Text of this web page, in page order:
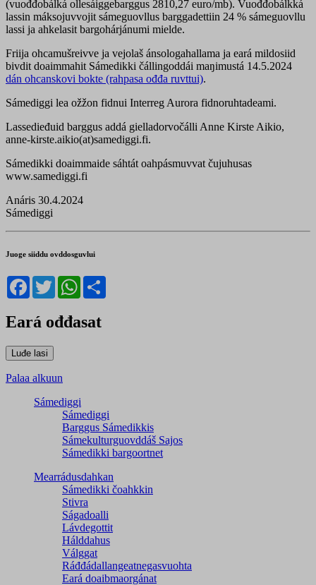
(vuođđobálká ollesáiggebarggus 2810,27 euro/mb). Vuođđobálkká
lassin máksojuvvojit sámeguovllus barggadettiin 24 % sámeguovllu
lassi ja ahkelasit bargohárjánumi mielde.
Friija ohcamušreivve ja vejolaš ánsologahallama ja eará mildosiid
bivdit doaimmahit Sámedikki čállingoddái maŋimustá 14.5.2024
dán ohcanskovi bokte (rahpasa ođđa ruvttui).
Sámediggi lea ožžon fidnui Interreg Aurora fidnoruhtadeami.
Lassedieđuid barggus addá gielladorvočálli Anne Kirste Aikio,
anne-kirste.aikio(at)samediggi.fi.
Sámedikki doaimmaide sáhtát oahpásmuvvat čujuhusas
www.samediggi.fi
Anáris 30.4.2024
Sámediggi
Juoge siiddu ovddosguvlui
Facebook
TwitterWhatsApp
Eará ođđasat
Palaa alkuun
Sámediggi
Sámediggi
Barggus Sámedikkis
Sámekulturguovddáš Sajos
Sámedikki bargoortnet
Mearrádusdahkan
Sámedikki čoahkkin
Stivra
Ságadoalli
Lávdegottit
Hálddahus
Válggat
Ráđđádallangeatnegas­vuohta
Eará doaibmaorgánat